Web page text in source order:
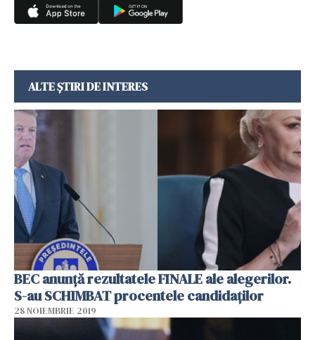
ALTE ȘTIRI DE INTERES
BEC anunță rezultatele FINALE ale alegerilor.
S-au SCHIMBAT procentele candidaților
28 NOIEMBRIE 2019